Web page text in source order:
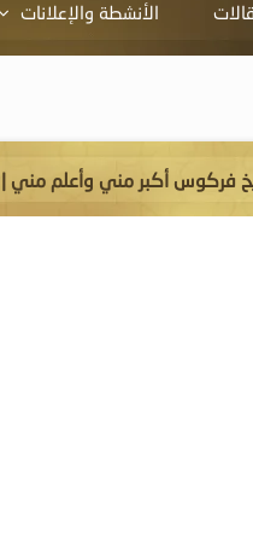
الأنشطة والإعلانات
فركوس أكبر مني وأعلم مني |